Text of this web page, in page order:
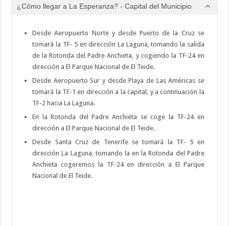
¿Cómo llegar a La Esperanza? - Capital del Municipio
Desde Aeropuerto Norte y desde Puerto de la Cruz se
tomará la TF- 5 en dirección La Laguna, tomando la salida
de la Rotonda del Padre Anchieta, y cogiendo la TF-24 en
dirección a El Parque Nacional de El Teide.
Desde Aeropuerto Sur y desde Playa de Las Américas se
tomará la TF-1 en dirección a la capital, y a continuación la
TF-2 hacia La Laguna.
En la Rotonda del Padre Anchieta se coge la TF-24 en
dirección a El Parque Nacional de El Teide.
Desde Santa Cruz de Tenerife se tomará la TF- 5 en
dirección La Laguna, tomando la en la Rotonda del Padre
Anchieta cogeremos la TF-24 en dirección a El Parque
Nacional de El Teide.